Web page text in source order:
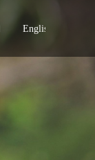
English